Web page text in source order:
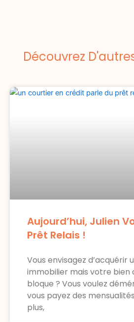
Découvrez
Aujourd’hui, Julien
Prêt Relais !
Vous envisagez d’acquérir
immobilier mais votre bien
bloque ? Vous voulez
vous payez des
plus,